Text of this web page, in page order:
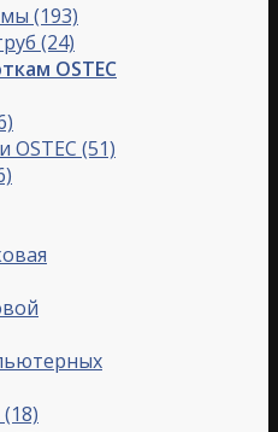
(193)
(24)
OSTEC
OSTEC (51)
(18)